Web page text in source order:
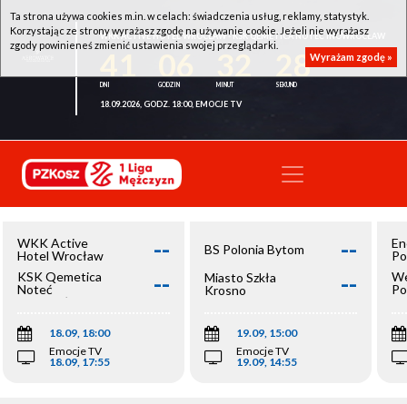
WKK ACTIVE HOTEL WROCŁAW - KSK QEMETICA NOTEĆ INOWROCŁAW
28
18.09.2026, GODZ. 18:00, EMOCJE TV
WKK Active
Hotel Wrocław
--
KSK Qemetica
Noteć
Inowrocław
--
18.09, 18:00
Emocje TV
18.09, 17:55
BS Polonia Bytom --
Miasto Szkła
Krosno
--
19.09, 15:00
Emocje TV
19.09, 14:55
Ta strona używa cookies m.in. w celach: świadczenia usług, reklamy, statystyk.
Korzystając ze strony wyrażasz zgodę na używanie cookie. Jeżeli nie wyrażasz
zgody powinieneś zmienić ustawienia swojej przeglądarki.
Wyrażam zgodę »